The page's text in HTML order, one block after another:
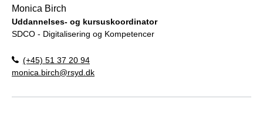
Monica Birch
Uddannelses- og kursuskoordinator
SDCO - Digitalisering og Kompetencer
(+45) 51 37 20 94
monica.birch@rsyd.dk